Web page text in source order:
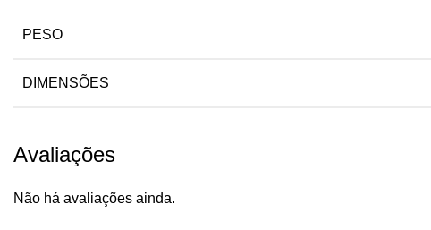
PESO
DIMENSÕES
Avaliações
Não há avaliações ainda.